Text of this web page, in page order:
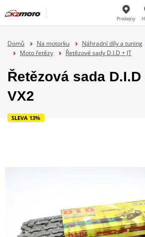
Prodejny
Domů Na motorku Náhradní díly a tuning
Moto řetězy
Řetězové sady D.I.D + JT
Řetězová sada
VX2
SLEVA 13%